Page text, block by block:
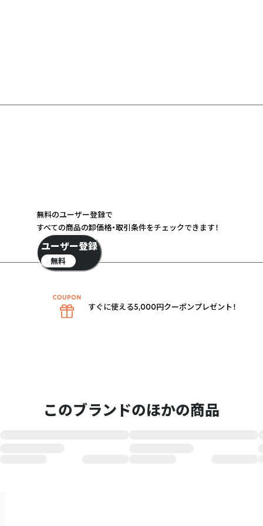
このブランドのほかの商品
無料のユーザー登録で
すべての商品の卸価格・取引条件をチェックできます！
ユーザー登録
無料
すぐに使える5,000円クーポンプレゼント！